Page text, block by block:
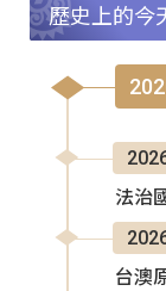
歷史上的今
法治
台澳